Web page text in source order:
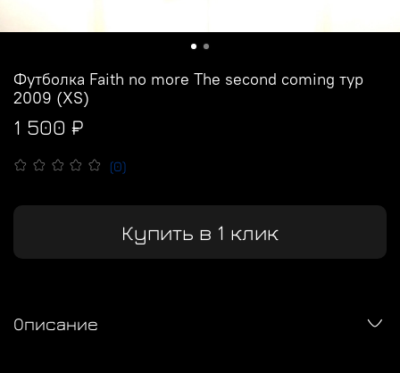
(0)
Футболка Faith no more The second coming тур
2009 (XS)
1 500 ₽
Купить в 1 клик
Описание